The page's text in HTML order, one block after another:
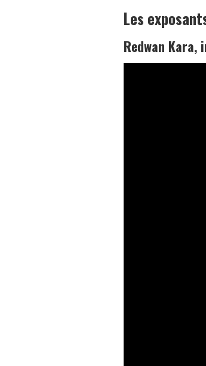
Les
Redwan Kara,